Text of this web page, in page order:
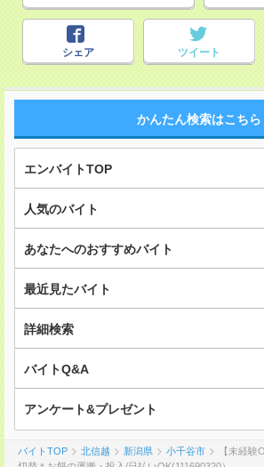
シェア ツイート
かんたん検索はこちら
エンバイトTOP
人気のバイト
あなたへのおすすめバイト
最近見たバイト
詳細検索
バイトQ&A
アンケート&プレゼント
バイトTOP 北信越 新潟県 小千谷市
【未経